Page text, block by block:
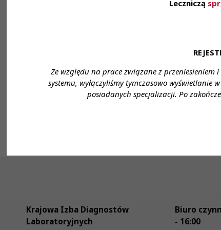
Leczniczą
Ze względu na prace związane z
systemu, wyłączyliśmy tymczasowo wyświetlanie
posiadanych specjalizacji. Po
Dane do kontaktu: Stanowisko: Młodszy
Imię i nazwisko: DOMINIKA PIETRASIK
Telefon: 59 842 20 21
Krajowa Izba Diagnostów
Laboratoryjnych
Biuro
- 16:00